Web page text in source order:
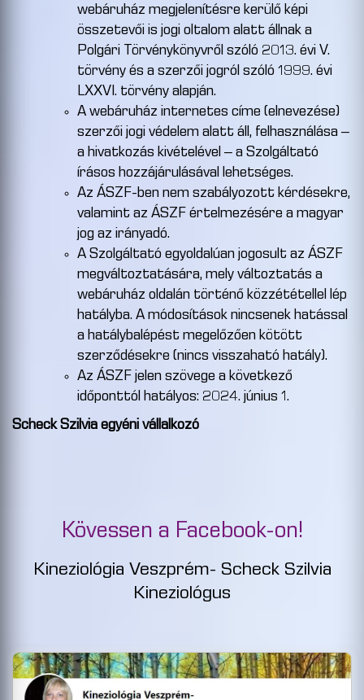
webáruház megjelenítésre kerülő képi
összetevői is jogi oltalom alatt állnak a
Polgári Törvénykönyvről szóló 2013. évi V.
törvény és a szerzői jogról szóló 1999. évi
LXXVI. törvény alapján.
A webáruház internetes címe (elnevezése)
szerzői jogi védelem alatt áll, felhasználása –
a hivatkozás kivételével – a Szolgáltató
írásos hozzájárulásával lehetséges.
Az ÁSZF-ben nem szabályozott kérdésekre,
valamint az ÁSZF értelmezésére a magyar
jog az irányadó.
A Szolgáltató egyoldalúan jogosult az ÁSZF
megváltoztatására, mely változtatás a
webáruház oldalán történő közzététellel lép
hatályba. A módosítások nincsenek hatással
a hatálybalépést megelőzően kötött
szerződésekre (nincs visszaható hatály).
Az ÁSZF jelen szövege a következő
időponttól hatályos: 2024. június 1.
Scheck Szilvia egyéni vállalkozó
Kövessen a Facebook-on!
Kineziológia Veszprém- Scheck Szilvia
Kineziológus